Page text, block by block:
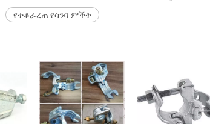
የተቆራረጠ የሳንባ ምችት